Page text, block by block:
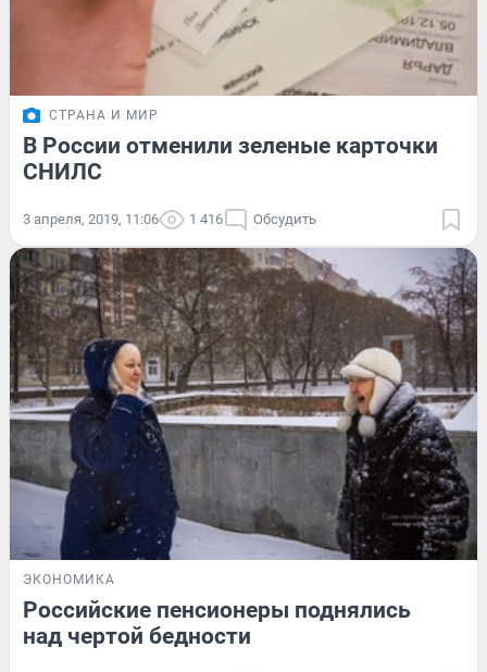
СТРАНА И МИР
В России отменили зеленые карточки
СНИЛС
3 апреля, 2019, 11:06 1 416 Обсудить
ЭКОНОМИКА
Российские пенсионеры поднялись
над чертой бедности